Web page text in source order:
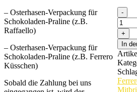
3
für
Oster-
|
zum
In
– Osterhasen-Verpackung für
Schokoladen-Praline (z.B.
Raffaello)
– Osterhasen-Verpackung für
Schokoladen-Praline (z.B. Ferrero
Küsschen)
Sobald die Zahlung bei uns